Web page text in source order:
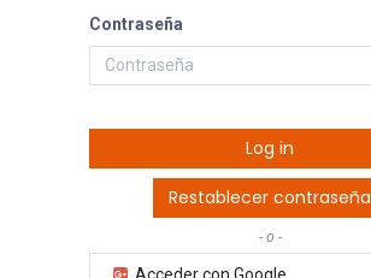
Contraseña
Log in
Restablecer contraseña
- o -